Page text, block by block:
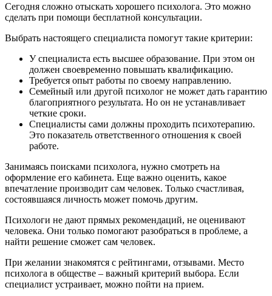
Сегодня сложно отыскать хорошего психолога. Это можно
сделать при помощи бесплатной консультации.
Выбрать настоящего специалиста помогут такие критерии:
У специалиста есть высшее образование. При этом он
должен своевременно повышать квалификацию.
Требуется опыт работы по своему направлению.
Семейный или другой психолог не может дать гарантию
благоприятного результата. Но он не устанавливает
четкие сроки.
Специалисты сами должны проходить психотерапию.
Это показатель ответственного отношения к своей
работе.
Занимаясь поисками психолога, нужно смотреть на
оформление его кабинета. Еще важно оценить, какое
впечатление производит сам человек. Только счастливая,
состоявшаяся личность может помочь другим.
Психологи не дают прямых рекомендаций, не оценивают
человека. Они только помогают разобраться в проблеме, а
найти решение сможет сам человек.
При желании знакомятся с рейтингами, отзывами. Место
психолога в обществе – важный критерий выбора. Если
специалист устраивает, можно пойти на прием.